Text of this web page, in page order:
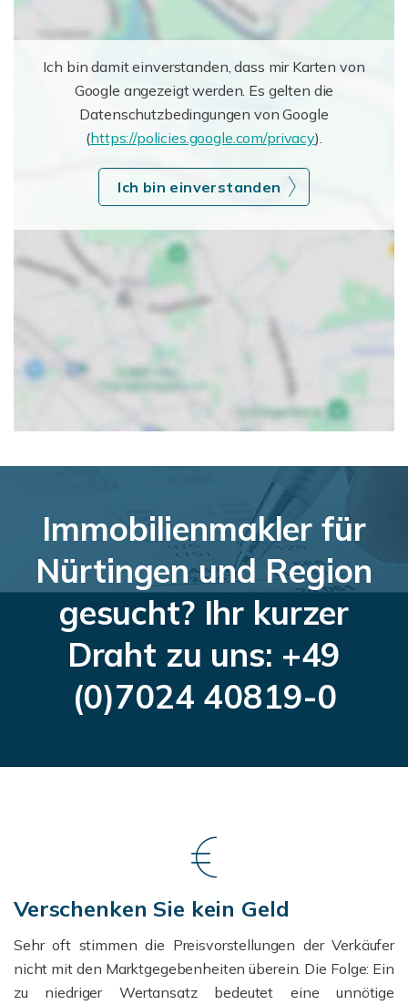
Ich bin damit einverstanden, dass mir Karten von
Google angezeigt werden. Es gelten die
Datenschutzbedingungen von Google
(https://policies.google.com/privacy).
Ich bin einverstanden
Immobilienmakler für
Nürtingen und Region
gesucht? Ihr kurzer
Draht zu uns: +49
(0)7024 40819-0
Verschenken Sie kein Geld
Sehr oft stimmen die Preisvorstellungen der Verkäufer
nicht mit den Marktgegebenheiten überein. Die Folge: Ein
zu niedriger Wertansatz bedeutet eine unnötige